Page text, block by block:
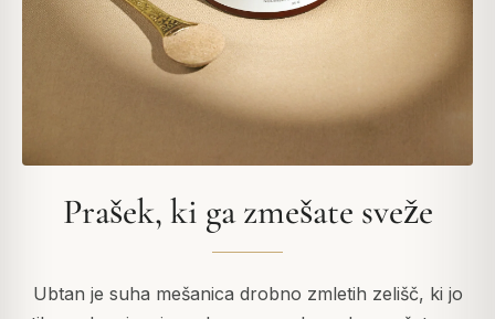
Prašek, ki ga zmešate sveže
Ubtan je suha mešanica drobno zmletih zelišč, ki jo